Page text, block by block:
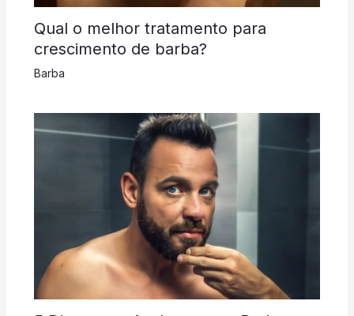
Qual o melhor tratamento para
crescimento de barba?
Barba